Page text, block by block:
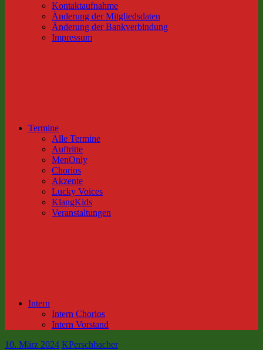
Kontaktaufnahme
Änderung der Mitgliedsdaten
Änderung der Bankverbindung
Impressum
Termine
Alle Termine
Auftritte
MenOnly
Chorios
Akzente
Lucky Voices
KlangKids
Veranstaltungen
Intern
Intern Chorios
Intern Vorstand
10. März 2024 KPerschbacher